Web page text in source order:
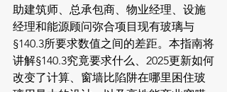
助建筑师、总承包商、物业经理、设施
经理和能源顾问弥合项目现有玻璃与
§140.3所要求数值之间的差距。本指南将
讲解§140.3究竟要求什么、2025更新如何
改变了计算、窗墙比陷阱在哪里困住玻